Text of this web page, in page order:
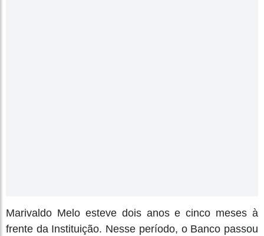
Marivaldo Melo esteve dois anos e cinco meses à
frente da Instituição. Nesse período, o Banco passou